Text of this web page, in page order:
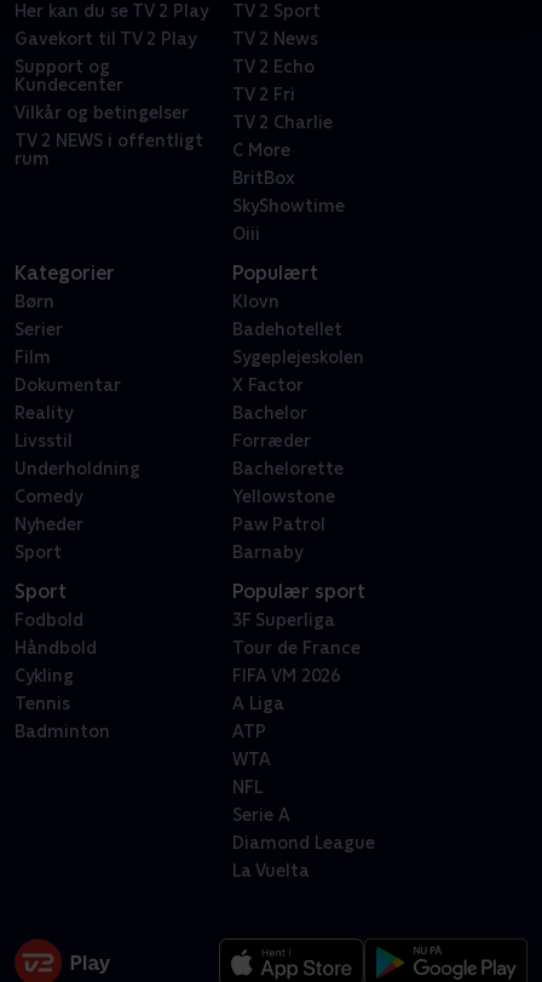
Her kan du se TV 2 Play
Gavekort til TV 2 Play
Support og
Kundecenter
Vilkår og betingelser
TV 2 NEWS i offentligt
rum
TV 2 Sport
TV 2 News
TV 2 Echo
TV 2 Fri
TV 2 Charlie
C More
BritBox
SkyShowtime
Oiii
Kategorier
Børn
Serier
Film
Dokumentar
Reality
Livsstil
Underholdning
Comedy
Nyheder
Sport
Populært
Klovn
Badehotellet
Sygeplejeskolen
X Factor
Bachelor
Forræder
Bachelorette
Yellowstone
Paw Patrol
Barnaby
Sport
Fodbold
Håndbold
Cykling
Tennis
Badminton
Populær sport
3F Superliga
Tour de France
FIFA VM 2026
A Liga
ATP
WTA
NFL
Serie A
Diamond League
La Vuelta